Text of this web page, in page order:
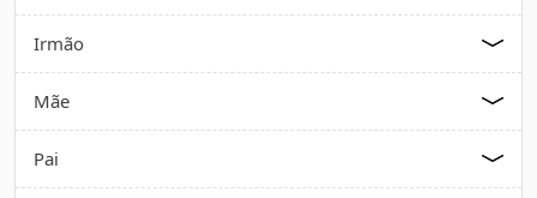
Irmão
Mãe
Pai